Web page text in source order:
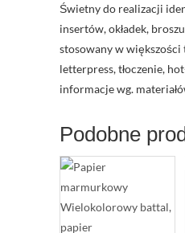
Świetny do realizacji
insertów, okładek,
stosowany w
letterpress, tłoczenie,
informacje wg.
Podobne